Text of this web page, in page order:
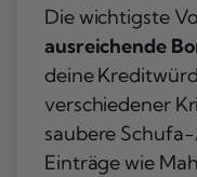
Die wichtigste
ausreichende
deine
verschiedener
saubere
Einträge wie